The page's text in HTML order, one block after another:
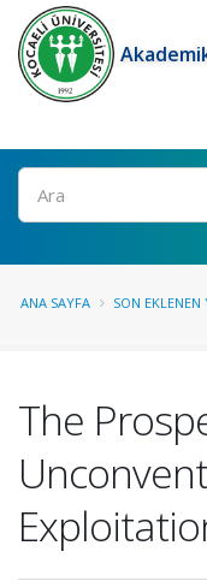
Ara
ANA SAYFA SON EKLENEN
The